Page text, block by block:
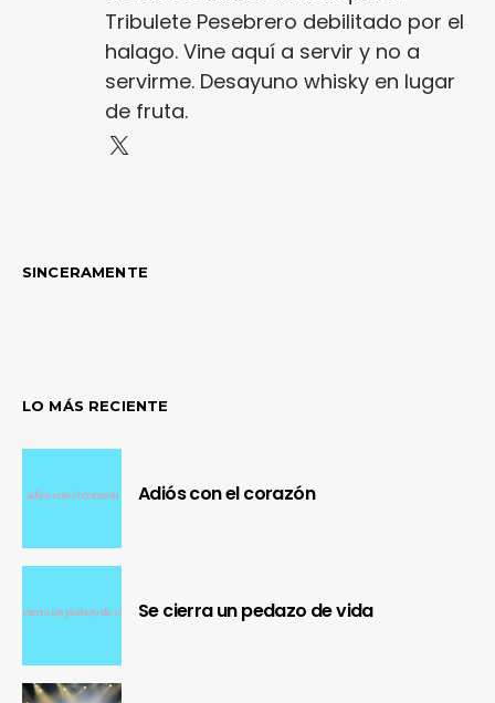
Tribulete Pesebrero debilitado por el
halago. Vine aquí a servir y no a
servirme. Desayuno whisky en lugar
de fruta.
SINCERAMENTE
LO MÁS RECIENTE
Adiós con el corazón
Se cierra un pedazo de vida